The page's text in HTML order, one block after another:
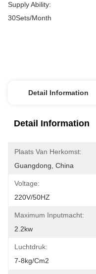
Supply Ability:
30Sets/Month
Detail Information
Detail Information
Plaats Van Herkomst:
Guangdong, China
Voltage:
220V/50HZ
Maximum Inputmacht:
2.2kw
Luchtdruk:
7-8kg/cm2